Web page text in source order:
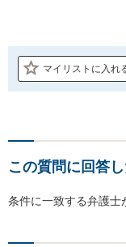
マイリストに入れ
この質問に回答
条件に一致する弁護士